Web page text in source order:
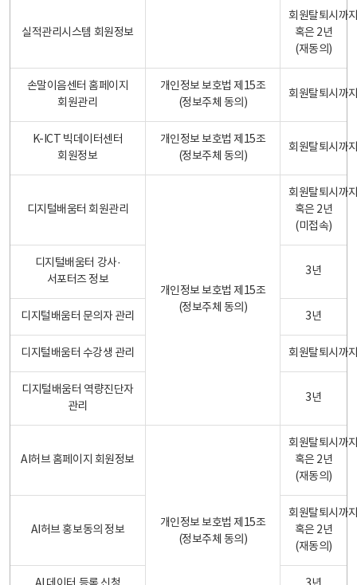
실적관리시스템 회원정보
회원탈퇴시까
혹은 2년
(재동의)
손말이음센터 홈페이지
회원관리
개인정보 보호법 제15조
(정보주체 동의)
회원탈퇴시까
K-ICT 빅데이터센터
회원정보
개인정보 보호법 제15조
(정보주체 동의)
회원탈퇴시까
디지털배움터 회원관리
개인정보 보호법 제15조
(정보주체 동의)
회원탈퇴시까
혹은 2년
(미접속)
디지털배움터 강사·
서포터즈 정보
3년
디지털배움터 문의자 관리 3년
디지털배움터 수강생 관리 회원탈퇴시까
디지털배움터 역량진단자
관리
3년
AI허브 홈페이지 회원정보
개인정보 보호법 제15조
(정보주체 동의)
회원탈퇴시까
혹은 2년
(재동의)
AI허브 홍보동의 정보
회원탈퇴시까
혹은 2년
(재동의)